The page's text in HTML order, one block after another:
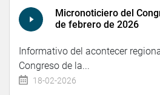
Micronoticiero del
de febrero de 2026
Informativo del acontecer
Congreso de la...
18-02-2026